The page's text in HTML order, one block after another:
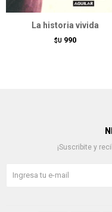
La historia vivida
$U 990
¡Suscribite y